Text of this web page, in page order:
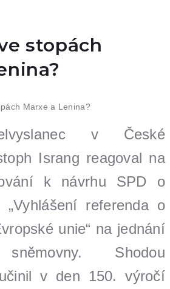
stopách
v České
Israng reagoval na
k návrhu SPD o
„Vyhlášení referenda o
unie“ na jednání
sněmovny. Shodou
v den 150. výročí